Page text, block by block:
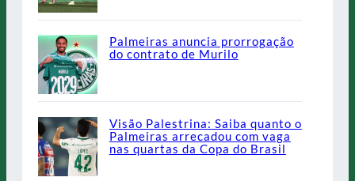
Palmeiras anuncia prorrogação
do contrato de Murilo
Visão Palestrina: Saiba quanto o
Palmeiras arrecadou com vaga
nas quartas da Copa do Brasil